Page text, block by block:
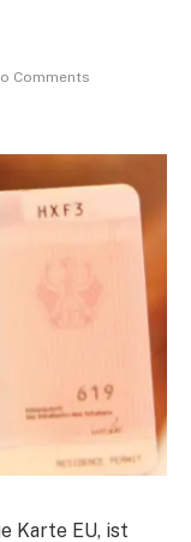
Comments
Karte EU, ist